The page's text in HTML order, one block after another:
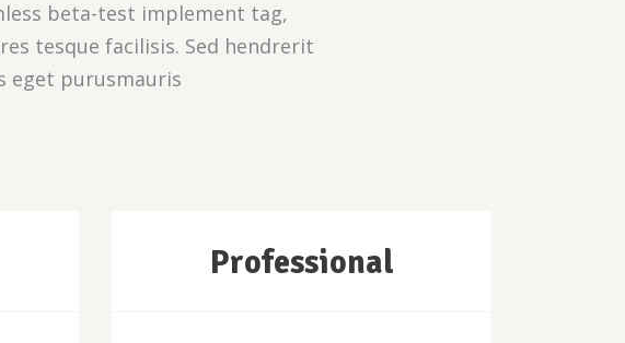
beta-test implement tag,
tesque facilisis. Sed hendrerit
eget purusmauris
Professional